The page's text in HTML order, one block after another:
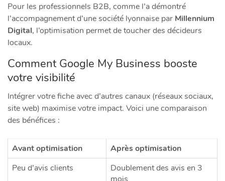
Pour les professionnels B2B, comme l’a démontré
l’accompagnement d’une société lyonnaise par Millennium
Digital, l’optimisation permet de toucher des décideurs
locaux.
Comment Google My Business booste
votre visibilité
Intégrer votre fiche avec d’autres canaux (réseaux sociaux,
site web) maximise votre impact. Voici une comparaison
des bénéfices :
Avant optimisation
Après optimisation
Peu d’avis clients
Doublement des avis en 3